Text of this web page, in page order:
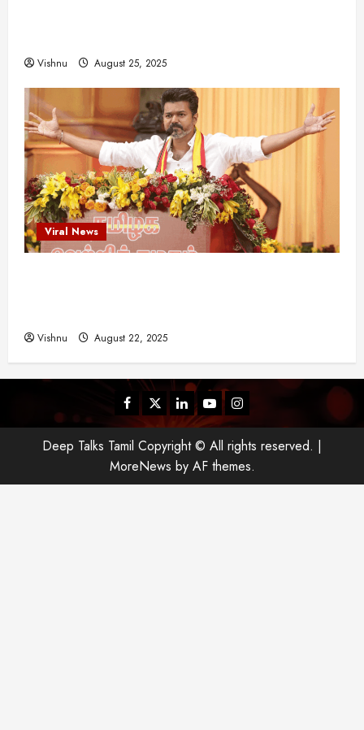
Vishnu August 25, 2025
Viral News
Vishnu August 22, 2025
Facebook
TwitterLinkedinYoutubeInstagram
Deep Talks Tamil Copyright © All rights reserved. |
MoreNews by AF themes.